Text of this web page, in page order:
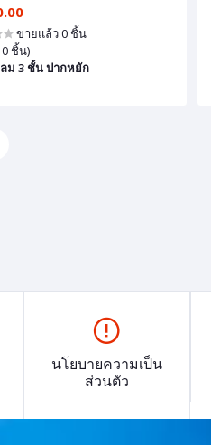
ขายแล้ว 0 ชิ้น
ชิ้น)
ม 3 ชั้น ปากหยัก
นโยบายความเป็น
ส่วนตัว